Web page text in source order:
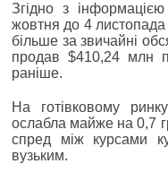
Згідно з
жовтня до 4
більше за звичайні
продав $410,24 млн
раніше.
На готівковому
ослабла майже на 0,7
спред між курсами
вузьким.